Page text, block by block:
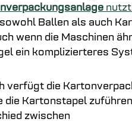
nutzt
sowohl Ballen als auch
wenn die Maschinen
ein komplizierteres
verfügt die
die Kartonstapel
zwischen